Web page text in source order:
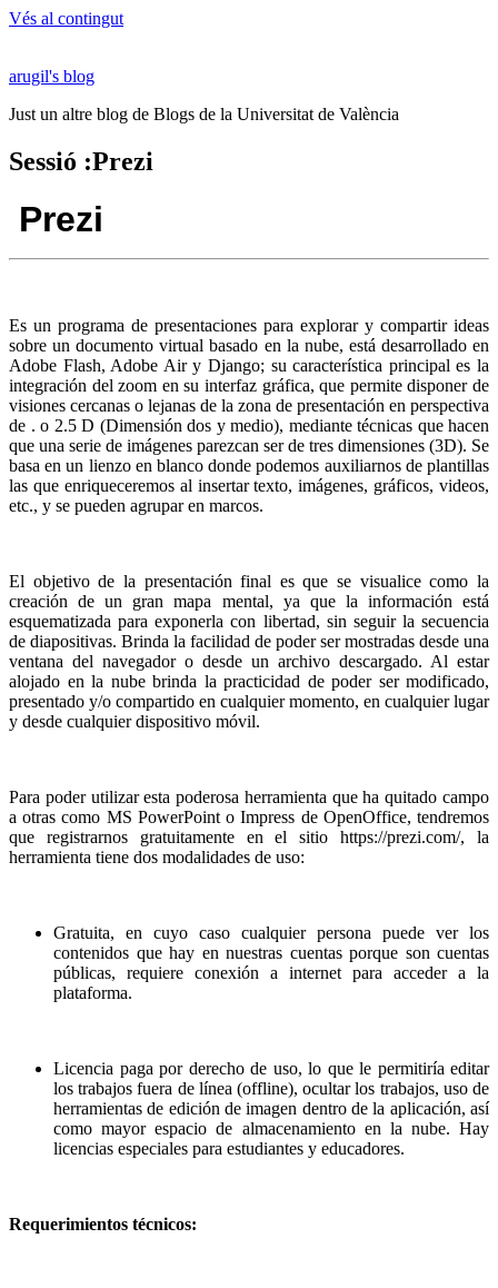
Vés al contingut
arugil's blog
Just un altre blog de Blogs de la Universitat de València
Sessió :Prezi
Prezi
Es un programa de presentaciones para explorar y compartir ideas
sobre un documento virtual basado en la nube, está desarrollado en
Adobe Flash, Adobe Air y Django; su característica principal es la
integración del zoom en su interfaz gráfica, que permite disponer de
visiones cercanas o lejanas de la zona de presentación en perspectiva
de . o 2.5 D (Dimensión dos y medio), mediante técnicas que hacen
que una serie de imágenes parezcan ser de tres dimensiones (3D). Se
basa en un lienzo en blanco donde podemos auxiliarnos de plantillas
las que enriqueceremos al insertar texto, imágenes, gráficos, videos,
etc., y se pueden agrupar en marcos.
El objetivo de la presentación final es que se visualice como la
creación de un gran mapa mental, ya que la información está
esquematizada para exponerla con libertad, sin seguir la secuencia
de diapositivas. Brinda la facilidad de poder ser mostradas desde una
ventana del navegador o desde un archivo descargado. Al estar
alojado en la nube brinda la practicidad de poder ser modificado,
presentado y/o compartido en cualquier momento, en cualquier lugar
y desde cualquier dispositivo móvil.
Para poder utilizar esta poderosa herramienta que ha quitado campo
a otras como MS PowerPoint o Impress de OpenOffice, tendremos
que registrarnos gratuitamente en el sitio https://prezi.com/, la
herramienta tiene dos modalidades de uso:
Gratuita, en cuyo caso cualquier persona puede ver los
contenidos que hay en nuestras cuentas porque son cuentas
públicas, requiere conexión a internet para acceder a la
plataforma.
Licencia paga por derecho de uso, lo que le permitiría editar
los trabajos fuera de línea (offline), ocultar los trabajos, uso de
herramientas de edición de imagen dentro de la aplicación, así
como mayor espacio de almacenamiento en la nube. Hay
licencias especiales para estudiantes y educadores.
Requerimientos técnicos: